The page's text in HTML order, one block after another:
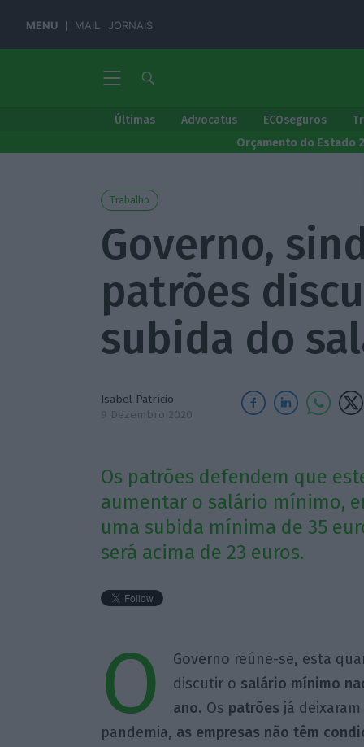
MENU MAIL JORNAIS
Últimas Advocatus ECOseguros
Orçamento do Estado
Trabalho
Governo,
patrões
subida do
Isabel Patrício
9 Dezembro 2020
Os patrões defendem que
aumentar o salário mínimo,
uma subida mínima de 35
será acima de 23 euros.
O
Governo reúne-se, esta
discutir o salário mínimo
ano. Os patrões já
pandemia, as empresas não têm